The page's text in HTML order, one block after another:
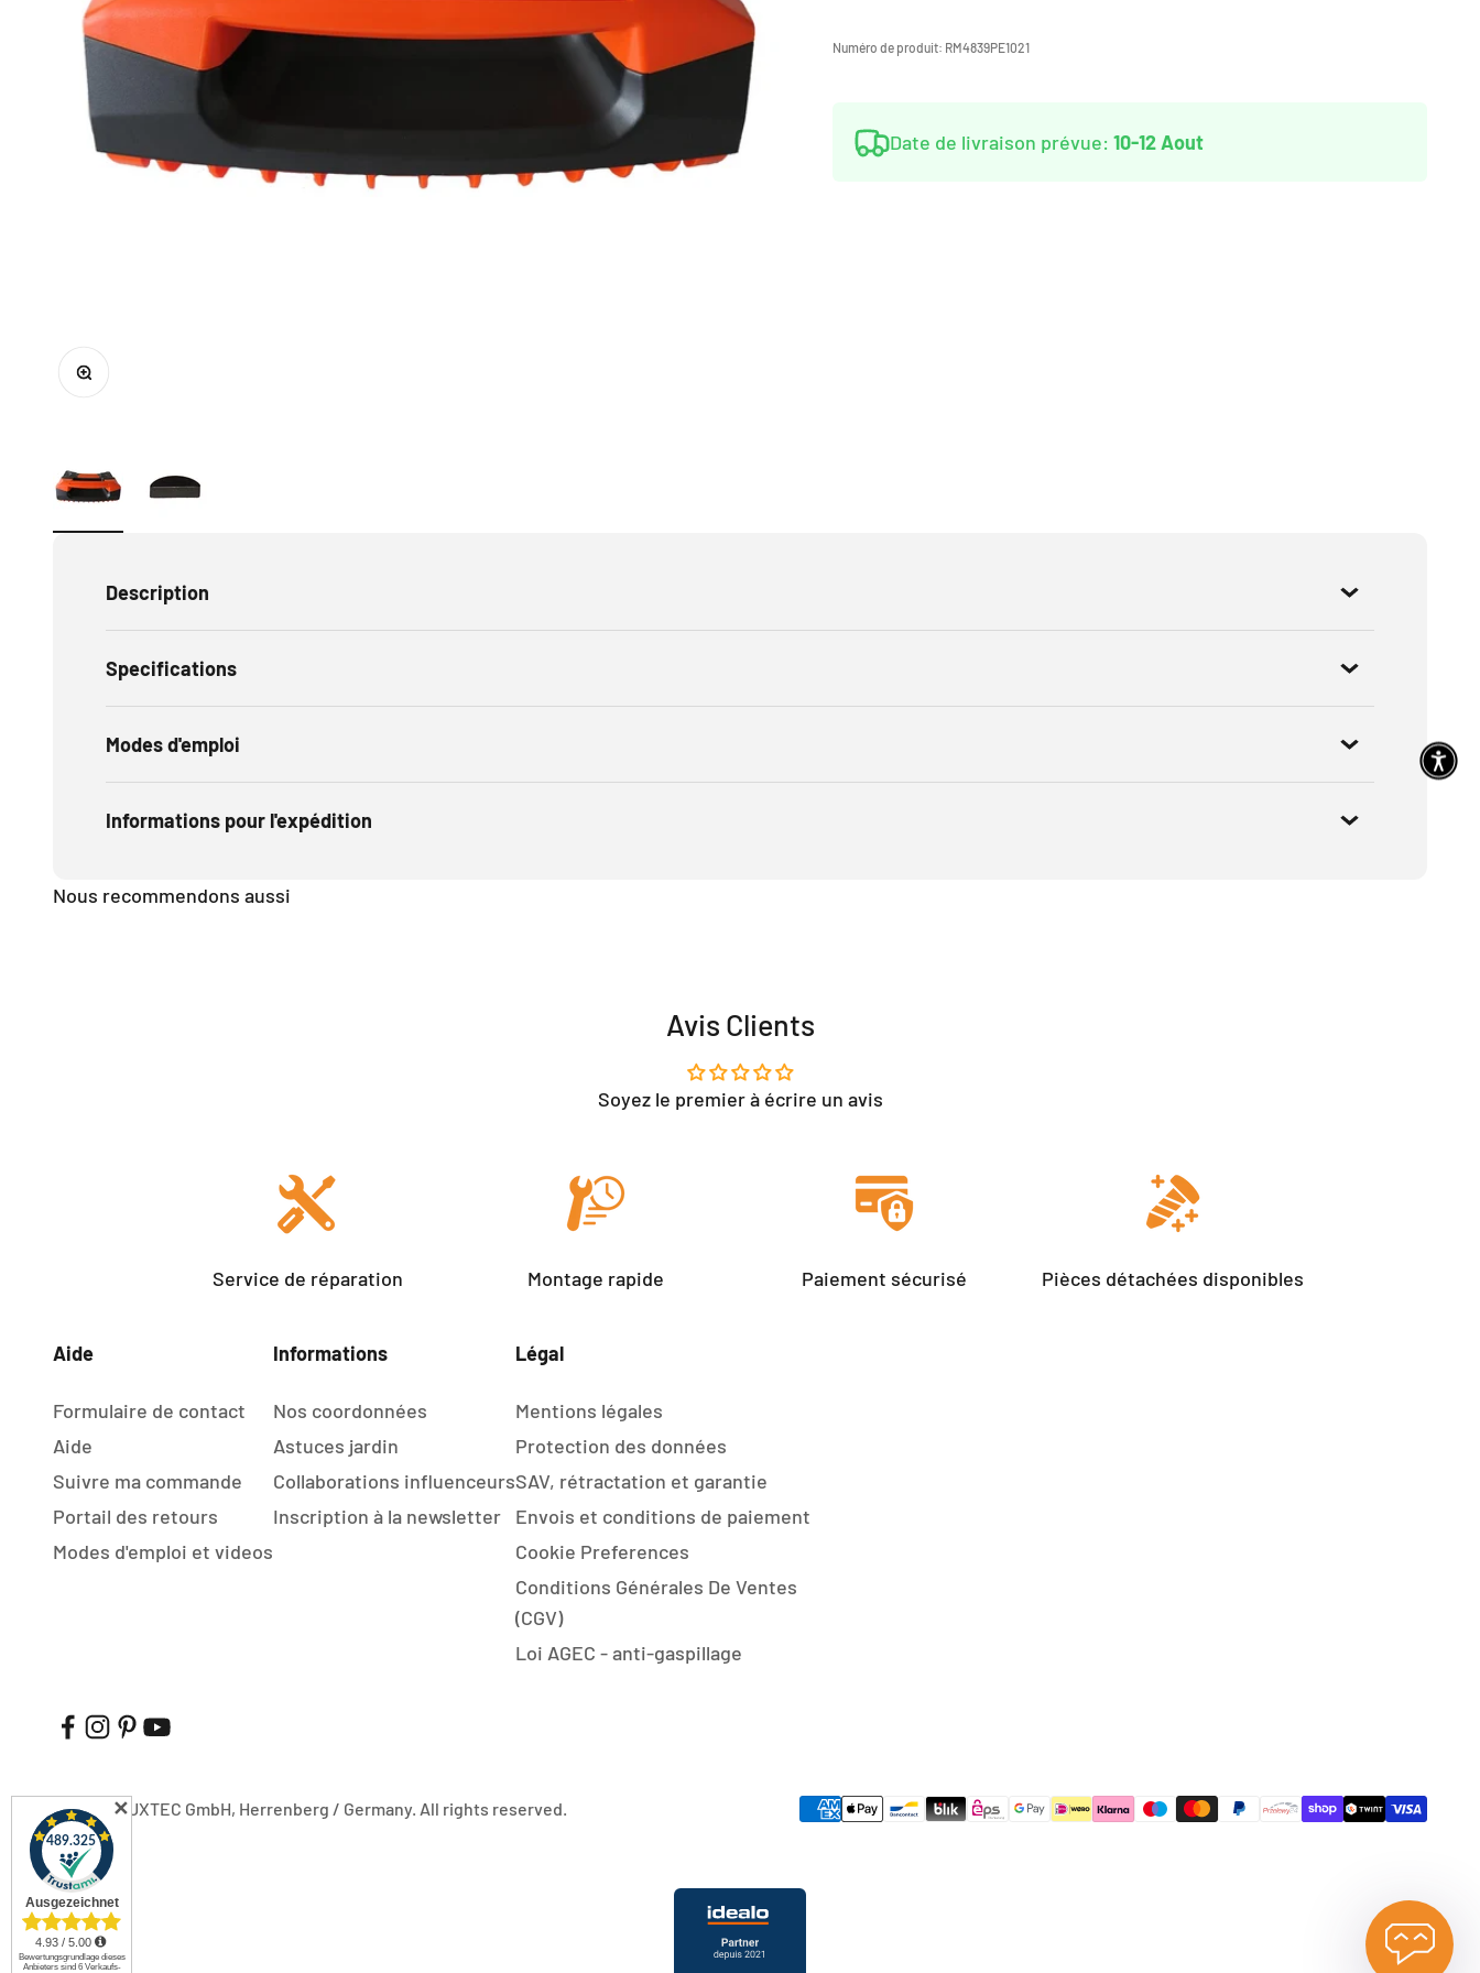
Zoomer sur l'image
Numéro de produit: RM4839PE1021
Date de livraison prévue: 10-12 Aout
Description
Specifications
Modes d'emploi
Informations pour l'expédition
Nous recommendons aussi
Avis Clients
Soyez le premier à écrire un avis
Service de réparation Montage rapide Paiement sécurisé Pièces détachées disponibles
Aide
Formulaire de contact
Aide
Suivre ma commande
Portail des retours
Modes d'emploi et videos
Informations
Nos coordonnées
Astuces jardin
Collaborations influenceurs
Inscription à la newsletter
Légal
Mentions légales
Protection des données
SAV, rétractation et garantie
Envois et conditions de paiement
Cookie Preferences
Conditions Générales De Ventes
(CGV)
Loi AGEC - anti-gaspillage
© 2026, FUXTEC GmbH, Herrenberg / Germany. All rights reserved.
✕